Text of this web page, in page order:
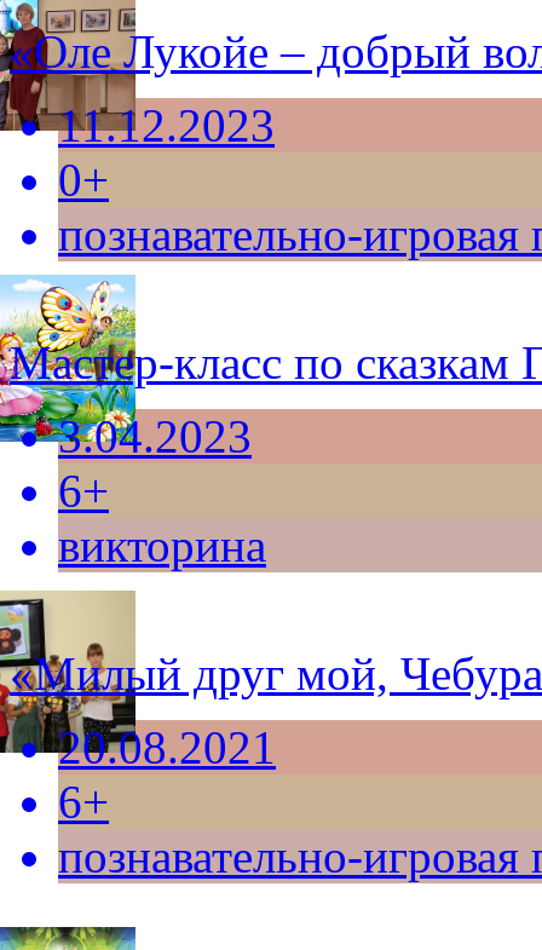
«Оле Лукойе – добрый
11.12.2023
0+
познавательно-
Мастер-класс по сказкам
3.04.2023
6+
викторина
«Милый друг мой,
20.08.2021
6+
познавательно-